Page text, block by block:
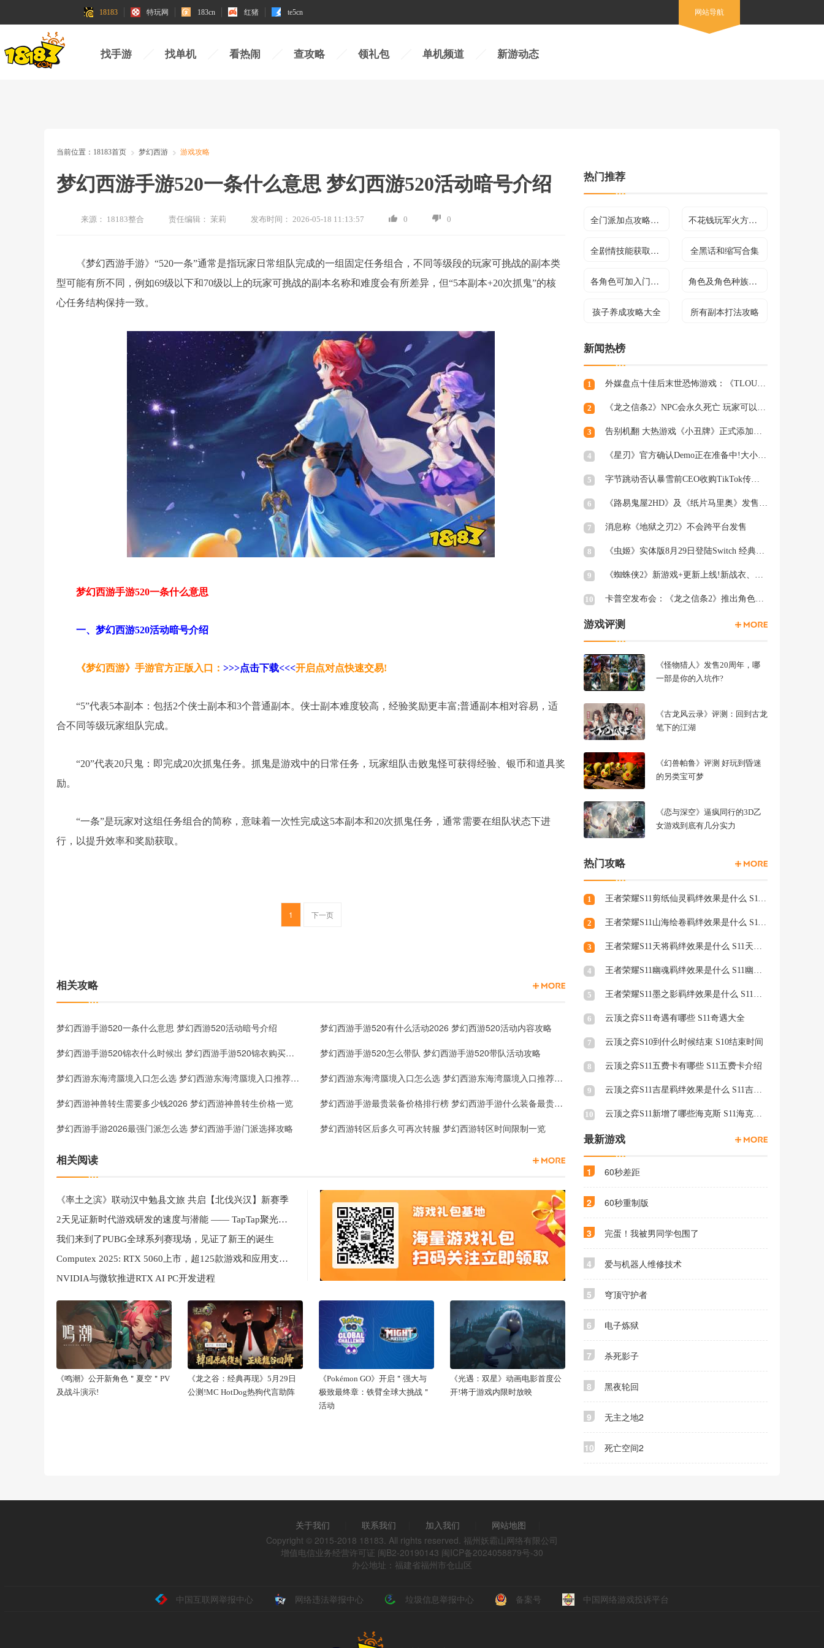
18183 特玩网 183cn 红猪 te5cn 网站导航
找手游 找单机 看热闹 查攻略 领礼包 单机频道 新游动态
当前位置： 18183首页 梦幻西游 游戏攻略
梦幻西游手游520一条什么意思 梦幻西游520活动暗号介绍
来源： 18183整合 责任编辑： 茉莉 发布时间： 2026-05-18 11:13:57 0 0
《梦幻西游手游》“520一条”通常是指玩家日常组队完成的一组固定任务组合，不同等级段的玩家可挑战的副本类
型可能有所不同，例如69级以下和70级以上的玩家可挑战的副本名称和难度会有所差异，但“5本副本+20次抓鬼”的核
心任务结构保持一致。
梦幻西游手游520一条什么意思
一、梦幻西游520活动暗号介绍
《梦幻西游》手游官方正版入口： >>>点击下载<<<开启点对点快速交易!
“5”代表5本副本：包括2个侠士副本和3个普通副本。侠士副本难度较高，经验奖励更丰富;普通副本相对容易，适
合不同等级玩家组队完成。
“20”代表20只鬼：即完成20次抓鬼任务。抓鬼是游戏中的日常任务，玩家组队击败鬼怪可获得经验、银币和道具奖
励。
“一条”是玩家对这组任务组合的简称，意味着一次性完成这5本副本和20次抓鬼任务，通常需要在组队状态下进
行，以提升效率和奖励获取。
1 下一页
相关攻略
梦幻西游手游520一条什么意思 梦幻西游520活动暗号介绍 梦幻西游手游520有什么活动2026 梦幻西游520活动内容攻略
梦幻西游手游520锦衣什么时候出 梦幻西游手游520锦衣购买攻略 梦幻西游手游520怎么带队 梦幻西游手游520带队活动攻略
梦幻西游东海湾蜃境入口怎么选 梦幻西游东海湾蜃境入口推荐2026 梦幻西游东海湾蜃境入口怎么选 梦幻西游东海湾蜃境入口推荐2026
梦幻西游神兽转生需要多少钱2026 梦幻西游神兽转生价格一览 梦幻西游手游最贵装备价格排行榜 梦幻西游手游什么装备最贵2026
梦幻西游手游2026最强门派怎么选 梦幻西游手游门派选择攻略 梦幻西游转区后多久可再次转服 梦幻西游转区时间限制一览
相关阅读
《率土之滨》联动汉中勉县文旅 共启【北伐兴汉】新赛季
2天见证新时代游戏研发的速度与潜能 —— TapTap聚光灯48小时GameJam开启报名
我们来到了PUBG全球系列赛现场，见证了新王的诞生
Computex 2025: RTX 5060上市，超125款游戏和应用支持DLSS 4
NVIDIA与微软推进RTX AI PC开发进程
《鸣潮》公开新角色＂夏空＂PV
及战斗演示!
《龙之谷：经典再现》5月29日
公测!MC HotDog热狗代言助阵
《Pokémon GO》开启＂强大与
极致最终章：铁臂全球大挑战＂
活动
《光遇：双星》动画电影首度公
开!将于游戏内限时放映
热门推荐
全门派加点攻略合集 不花钱玩军火方法介绍
全剧情技能获取方法及效果介绍 全黑话和缩写合集
各角色可加入门派介绍 角色及角色种族介绍
孩子养成攻略大全 所有副本打法攻略
新闻热榜
1 外媒盘点十佳后末世恐怖游戏：《TLOU》登顶
2 《龙之信条2》NPC会永久死亡 玩家可以出手进行保护
3 告别机翻 大热游戏《小丑牌》正式添加简体中文支持
4 《星刃》官方确认Demo正在准备中!大小或超16GB
5 字节跳动否认暴雪前CEO收购TikTok传言：假的!
6 《路易鬼屋2HD》及《纸片马里奥》发售日确定
7 消息称《地狱之刃2》不会跨平台发售
8 《虫姬》实体版8月29日登陆Switch 经典弹幕射击
9 《蜘蛛侠2》新游戏+更新上线!新战衣、终极关卡等
10 卡普空发布会：《龙之信条2》推出角色创建试玩工具
游戏评测
《怪物猎人》发售20周年，哪
一部是你的入坑作?
《古龙风云录》评测：回到古龙
笔下的江湖
《幻兽帕鲁》评测 好玩到昏迷
的另类宝可梦
《恋与深空》逼疯同行的3D乙
女游戏到底有几分实力
热门攻略
1 王者荣耀S11剪纸仙灵羁绊效果是什么 S11剪纸仙灵羁绊介绍
2 王者荣耀S11山海绘卷羁绊效果是什么 S11山海绘卷羁绊介绍
3 王者荣耀S11天将羁绊效果是什么 S11天将羁绊介绍
4 王者荣耀S11幽魂羁绊效果是什么 S11幽魂羁绊介绍
5 王者荣耀S11墨之影羁绊效果是什么 S11墨之影羁绊效果介绍
6 云顶之弈S11奇遇有哪些 S11奇遇大全
7 云顶之弈S10到什么时候结束 S10结束时间
8 云顶之弈S11五费卡有哪些 S11五费卡介绍
9 云顶之弈S11吉星羁绊效果是什么 S11吉星羁绊效果介绍
10 云顶之弈S11新增了哪些海克斯 S11海克斯介绍
最新游戏
1 60秒差距
2 60秒重制版
3 完蛋！我被男同学包围了
4 爱与机器人维修技术
5 穹顶守护者
6 电子炼狱
7 杀死影子
8 黑夜轮回
9 无主之地2
10 死亡空间2
关于我们 联系我们 加入我们 网站地图
Copyright © 2015-2018 18183. All rights reserved. 福州妖霸山网络有限公司
增值电信业务经营许可证 闽B2-20190143 闽ICP备2024058879号-30
办公地址：福建省福州市仓山区
中国互联网举报中心 网络违法举报中心 垃圾信息举报中心 备案号 中国网络游戏投诉平台